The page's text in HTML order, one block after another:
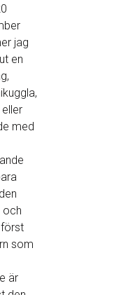
jag
en
med
och
som
är